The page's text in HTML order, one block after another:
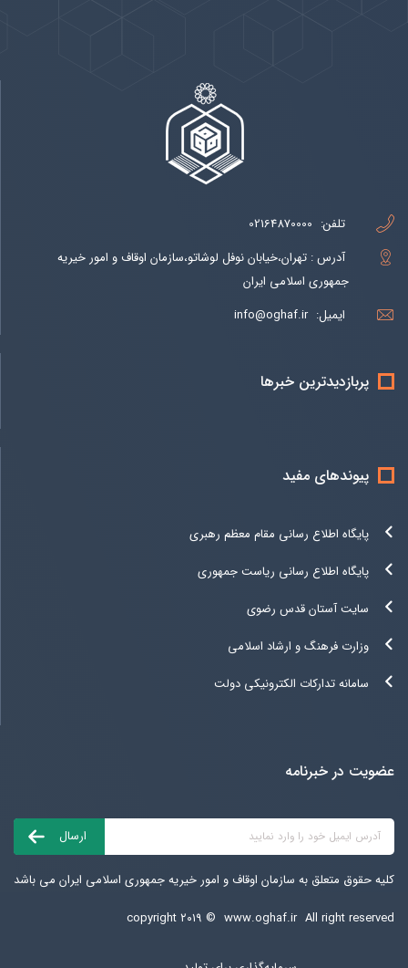
تلفن: 02164870000
آدرس : تهران،خیابان نوفل لوشاتو،سازمان اوقاف و امور خیریه
جمهوری اسلامی ایران
ایمیل: info@oghaf.ir
پربازدیدترین خبرها
پیوندهای مفید
پایگاه اطلاع رسانی مقام معظم رهبری
پایگاه اطلاع رسانی ریاست جمهوری
سایت آستان قدس رضوی
وزارت فرهنگ و ارشاد اسلامی
سامانه تدارکات الکترونیکی دولت
عضویت در خبرنامه
کلیه حقوق متعلق به سازمان اوقاف و امور خیریه جمهوری اسلامی ایران می باشد
copyright ۲۰۱۹ © www.oghaf.ir All right reserved